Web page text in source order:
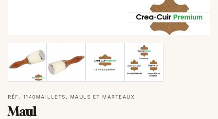
RÉF. 1140 MAILLETS, MAULS ET MARTEAUX
Maul